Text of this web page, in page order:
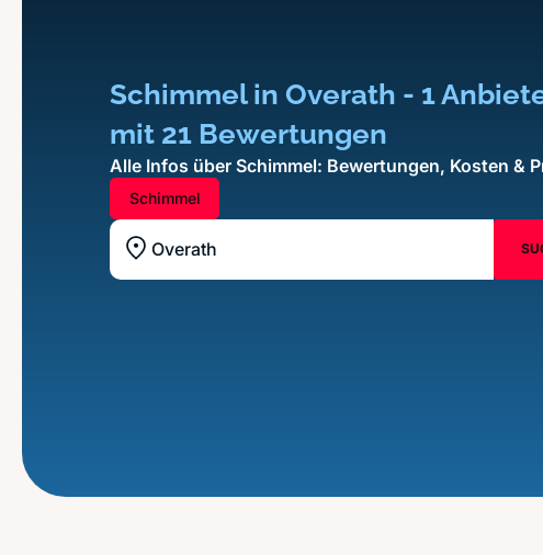
Schimmel in Overath - 1
mit 21 Bewertungen
Alle Infos über Schimmel: Bewertungen, Kosten &
Schimmel
Standort z.B. Frankfurt am Main